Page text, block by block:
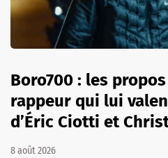
Boro700 : les
rappeur qui lui
d’Éric Ciotti et
8 août 2026